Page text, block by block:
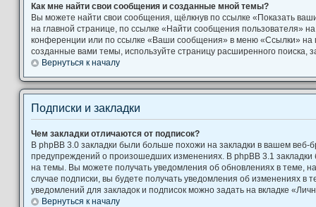
Как мне найти свои сообщения и созданные мной темы?
Вы можете найти свои сообщения, щёлкнув по ссылке «Показать
на главной странице, по ссылке «Найти сообщения пользователя»
конференции или по ссылке «Ваши сообщения» в меню «Ссылки» на
созданные вами темы, используйте страницу расширенного поиска,
Вернуться к началу
Подписки и закладки
Чем закладки отличаются от подписок?
В phpBB 3.0 закладки были больше похожи на закладки в вашем веб-
предупреждений о произошедших изменениях. В phpBB 3.1
на темы. Вы можете получать уведомления об обновлениях в теме,
случае подписки, вы будете получать уведомления об изменениях в
уведомлений для закладок и подписок можно задать на вкладке
Вернуться к началу